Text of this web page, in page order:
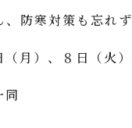
防寒対策も忘れ
月）、８日（火